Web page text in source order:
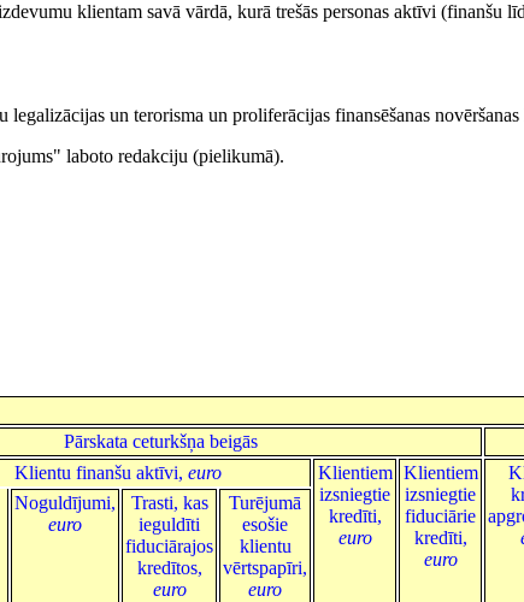
klientam savā vārdā, kurā trešās personas aktīvi (finanšu
un terorisma un proliferācijas finansēšanas
laboto redakciju (pielikumā).
Pārskata ceturkšņa beigās
Klientu finanšu aktīvi, euro
Klientiem
izsniegtie
kredīti,
euro
Klientiem
izsniegtie
fiduciārie
kredīti,
euro
Noguldījumi,
euro
Trasti, kas
ieguldīti
fiduciārajos
kredītos,
euro
Turējumā
esošie
klientu
vērtspapīri,
euro